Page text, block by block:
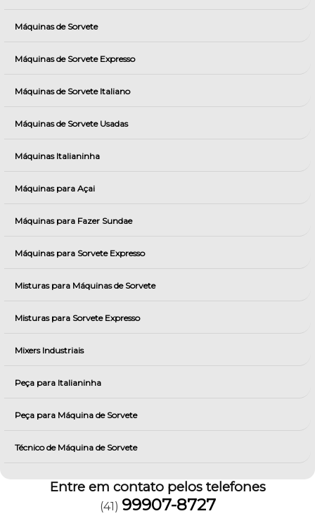
Máquinas de Sorvete
Máquinas de Sorvete Expresso
Máquinas de Sorvete Italiano
Máquinas de Sorvete Usadas
Máquinas Italianinha
Máquinas para Açai
Máquinas para Fazer Sundae
Máquinas para Sorvete Expresso
Misturas para Máquinas de Sorvete
Misturas para Sorvete Expresso
Mixers Industriais
Peça para Italianinha
Peça para Máquina de Sorvete
Técnico de Máquina de Sorvete
Entre em contato pelos telefones
(41) 99907-8727